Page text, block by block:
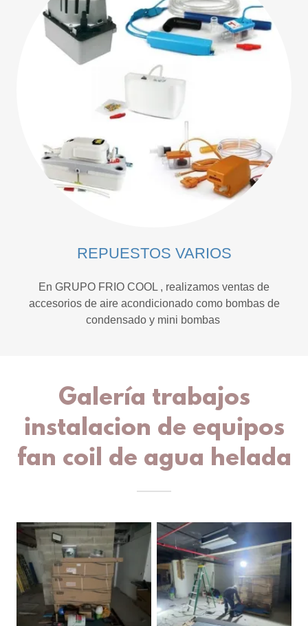
REPUESTOS VARIOS
En GRUPO FRIO COOL , realizamos ventas de
accesorios de aire acondicionado como bombas de
condensado y mini bombas
Galería trabajos
instalacion de equipos
fan coil de agua helada